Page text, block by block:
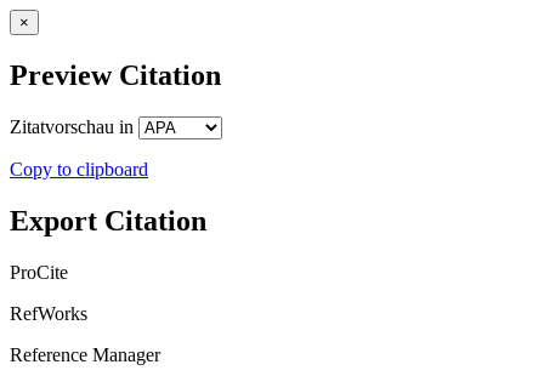
×
Preview Citation
Zitatvorschau in
Copy to clipboard
Export Citation
ProCite
RefWorks
Reference Manager